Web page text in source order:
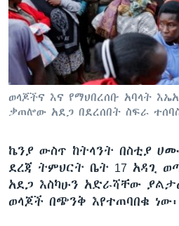
ቋንቋዎች
ወላጆችና እና የማህበረሰቡ አባላት
ቃጠሎው አደጋ በደረሰበት ስፍራ
ኬንያ ውስጥ ከትላንት በስቲያ
ደረጃ ትምህርት ቤት 17 አዳጊ
አደጋ እስካሁን አድራሻቸው
ወላጆች በጭንቅ እየተጠባበቁ